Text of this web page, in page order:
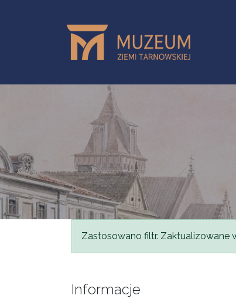
Komunikat
Zastosowano filtr. Zaktualizowane
Informacje